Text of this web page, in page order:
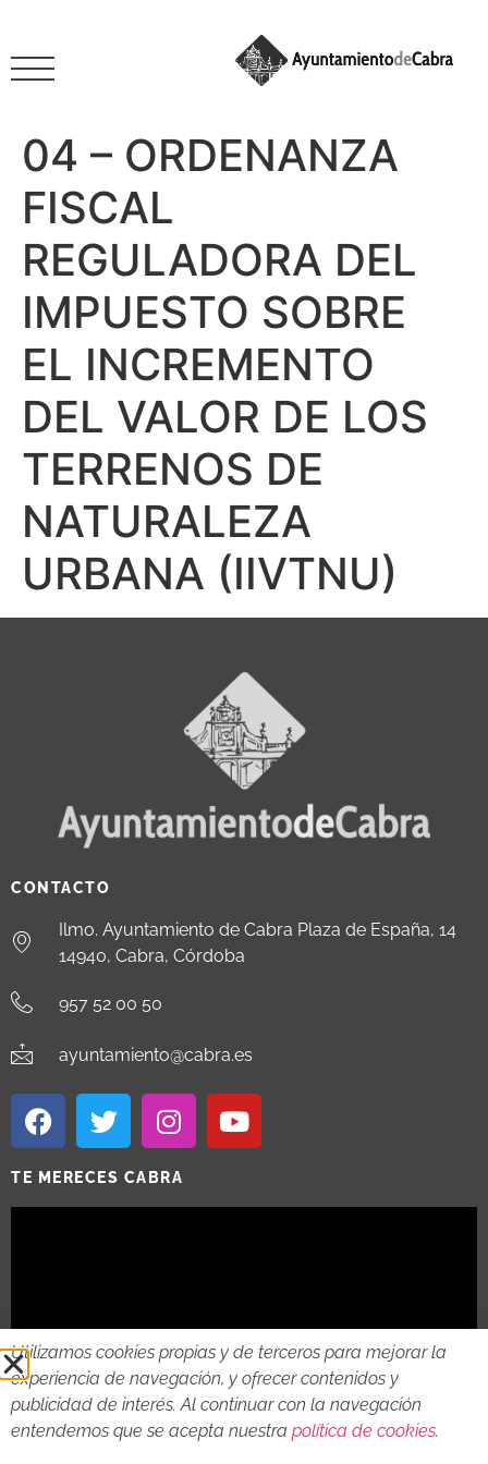
04 – ORDENANZA
FISCAL
REGULADORA DEL
IMPUESTO SOBRE
EL INCREMENTO
DEL VALOR DE LOS
TERRENOS DE
NATURALEZA
URBANA (IIVTNU)
CONTACTO
Ilmo. Ayuntamiento de Cabra Plaza de España, 14
14940, Cabra, Córdoba
957 52 00 50
ayuntamiento@cabra.es
TE MERECES CABRA
2018 - 2026 © AYTO DE CABRA AVISO LEGAL
Utilizamos cookies propias y de terceros para mejorar la
experiencia de navegación, y ofrecer contenidos y
publicidad de interés. Al continuar con la navegación
entendemos que se acepta nuestra política de cookies.